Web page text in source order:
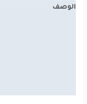
الوصف